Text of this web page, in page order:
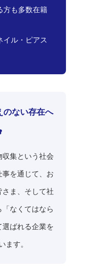
方も多数在籍
イル・ピアス
ない存在へ
集という社会
を通じて、お
ま、そして社
「なくてはなら
ばれる企業を
ます。